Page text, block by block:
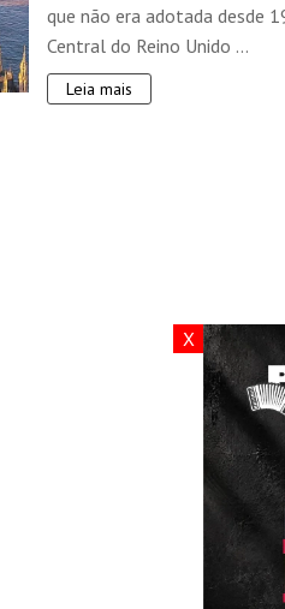
que não era adotada desde
Central do Reino Unido ...
Leia mais
X